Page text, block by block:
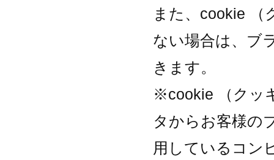
また、cookie （
ない場合は、ブ
きます。
※cookie （クッ
タからお客様の
用しているコン